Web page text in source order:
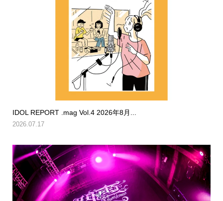
IDOL REPORT .mag Vol.4 2026年8月...
2026.07.17